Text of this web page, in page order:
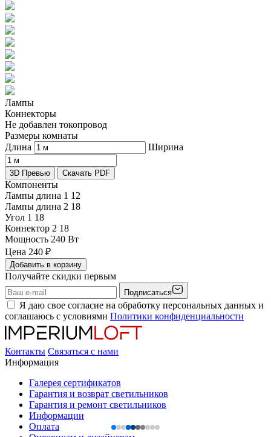
Лампы
Коннекторы
Не добавлен токопровод
Размеры комнаты
Длина
Ширина
3D Превью Скачать PDF
Компоненты
Лампы длина 1 12
Лампы длина 2 18
Угол 1 18
Коннектор 2 18
Мощность 240 Вт
Цена 240 ₽
Добавить в корзину
Получайте скидки первым
Подписаться
Я даю свое согласие на обработку персональных данных и
соглашаюсь с условиями Политики конфиденциальности
Контакты Связаться с нами
Информация
Галерея сертификатов
Гарантия и возврат светильников
Гарантия и ремонт светильников
Информации
Оплата